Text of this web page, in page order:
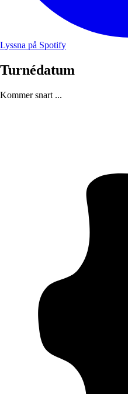
Lyssna på Spotify
Turnédatum
Kommer snart ...